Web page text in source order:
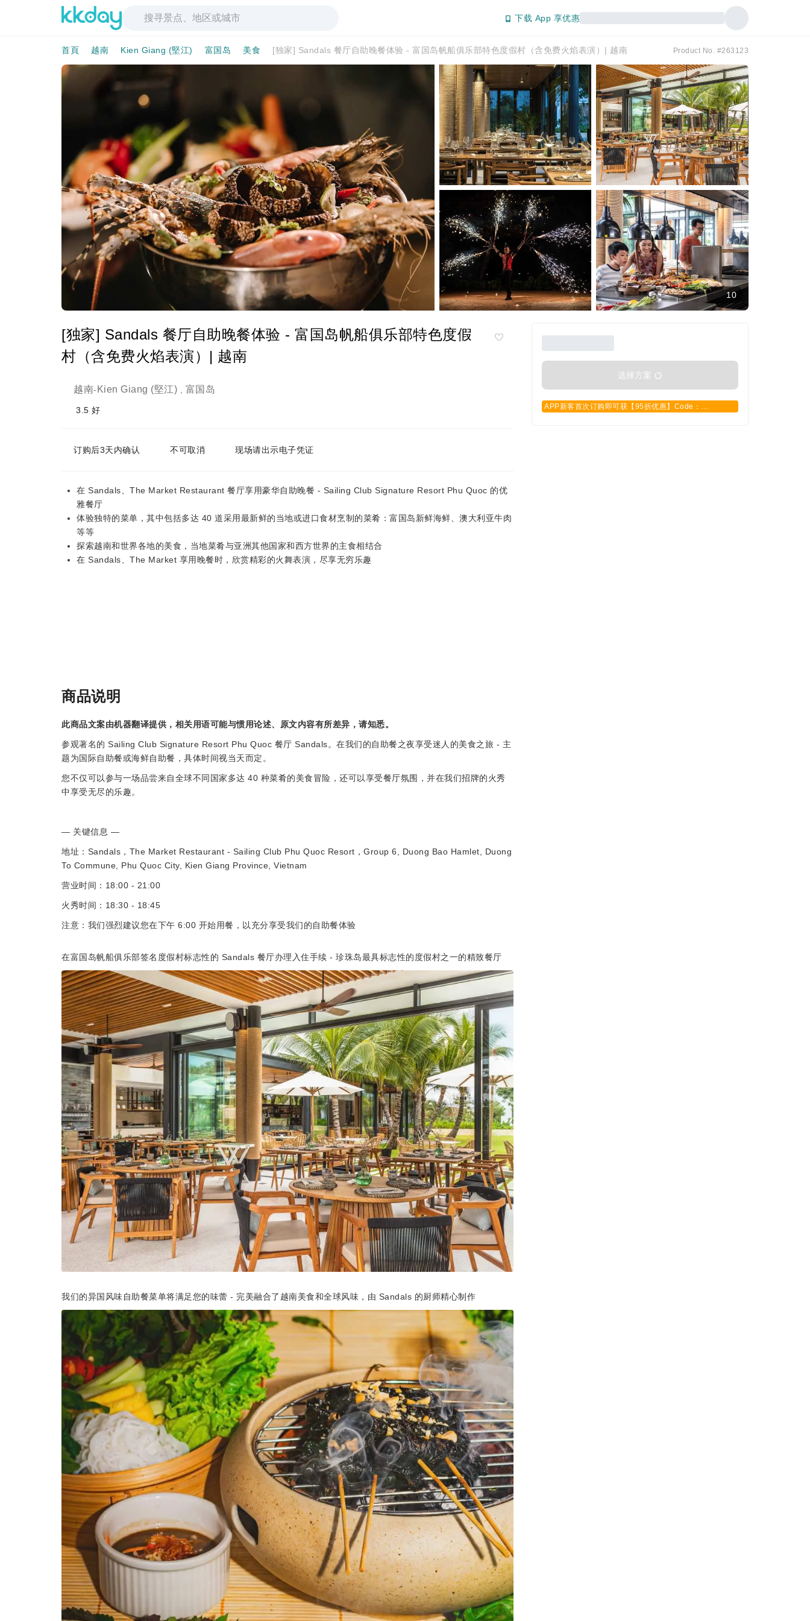
下载 App 享优惠
首頁 越南 Kien Giang (堅江) 富国岛 美食 [独家] Sandals 餐厅自助晚餐体验 - 富国岛帆船俱乐部特色度假村（含免费火焰表演）| 越南 Product No. #263123
10
[独家] Sandals 餐厅自助晚餐体验 - 富国岛帆船俱乐部特色度假
村（含免费火焰表演）| 越南
越南- Kien Giang (堅江) 富国岛
3.5 好
订购后3天内确认 不可取消 现场请出示电子凭证
在 Sandals、The Market Restaurant 餐厅享用豪华自助晚餐 - Sailing Club Signature Resort Phu Quoc 的优
雅餐厅
体验独特的菜单，其中包括多达 40 道采用最新鲜的当地或进口食材烹制的菜肴：富国岛新鲜海鲜、澳大利亚牛肉
等等
探索越南和世界各地的美食，当地菜肴与亚洲其他国家和西方世界的主食相结合
在 Sandals、The Market 享用晚餐时，欣赏精彩的火舞表演，尽享无穷乐趣
选择方案
APP新客首次订购即可获【95折优惠】Code：
商品说明
此商品文案由机器翻译提供，相关用语可能与惯用论述、原文内容有所差异，请知悉。
参观著名的 Sailing Club Signature Resort Phu Quoc 餐厅 Sandals。在我们的自助餐之夜享受迷人的美食之旅 - 主
题为国际自助餐或海鲜自助餐，具体时间视当天而定。
您不仅可以参与一场品尝来自全球不同国家多达 40 种菜肴的美食冒险，还可以享受餐厅氛围，并在我们招牌的火秀
中享受无尽的乐趣。
— 关键信息 —
地址：Sandals，The Market Restaurant - Sailing Club Phu Quoc Resort，Group 6, Duong Bao Hamlet, Duong
To Commune, Phu Quoc City, Kien Giang Province, Vietnam
营业时间：18:00 - 21:00
火秀时间：18:30 - 18:45
注意：我们强烈建议您在下午 6:00 开始用餐，以充分享受我们的自助餐体验
在富国岛帆船俱乐部签名度假村标志性的 Sandals 餐厅办理入住手续 - 珍珠岛最具标志性的度假村之一的精致餐厅
我们的异国风味自助餐菜单将满足您的味蕾 - 完美融合了越南美食和全球风味，由 Sandals 的厨师精心制作